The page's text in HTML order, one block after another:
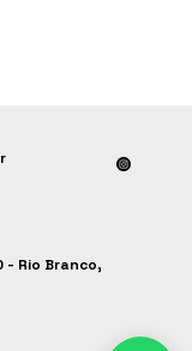
- Rio Branco,